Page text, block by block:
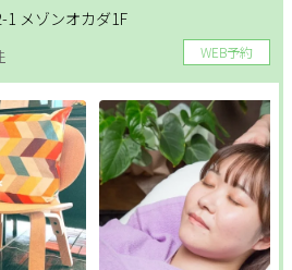
WEB予約
1 メゾンオカダ1F